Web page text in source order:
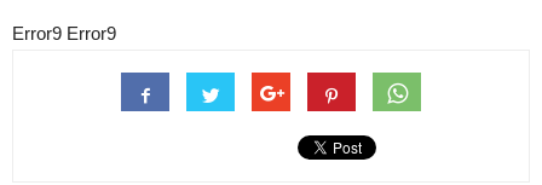
Error9 Error9